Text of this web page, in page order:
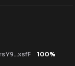
rsY9...xsfF 100%